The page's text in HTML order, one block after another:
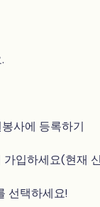
사에 등록하기
입하세요(현재
선택하세요!